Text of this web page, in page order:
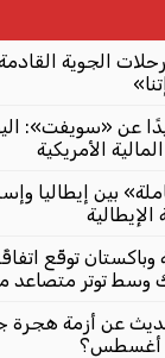
الجوية
عن «سويفت»:
الأمريكية
بين إيطاليا
وباكستان توقّع
وسط توتر متصاعد
عن أزمة هجرة